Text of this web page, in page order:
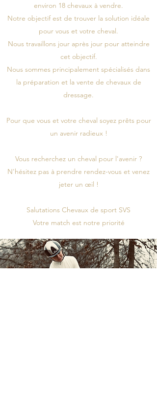
environ 18 chevaux à vendre.
Notre objectif est de trouver la solution idéale
pour vous et votre cheval.
Nous travaillons jour après jour pour atteindre
cet objectif.
Nous sommes principalement spécialisés dans
la préparation et la vente de chevaux de
dressage.
Pour que vous et votre cheval soyez prêts pour
un avenir radieux !
Vous recherchez un cheval pour l'avenir ?
N'hésitez pas à prendre rendez-vous et venez
jeter un œil !
Salutations Chevaux de sport SVS
Votre match est notre priorité